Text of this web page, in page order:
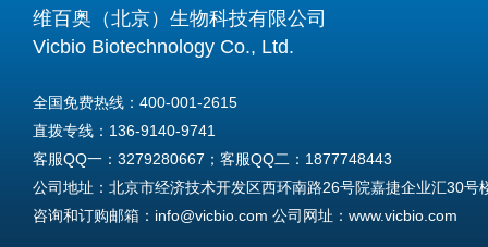
维百奥（北京）生物科技有限公司
Vicbio Biotechnology Co., Ltd.
全国免费热线：400-001-2615
直拨专线：136-9140-9741
客服QQ一：3279280667；客服QQ二：1877748443
公司地址：北京市经济技术开发区西环南路26号院嘉捷企业汇30号
咨询和订购邮箱：info@vicbio.com 公司网址：www.vicbio.com